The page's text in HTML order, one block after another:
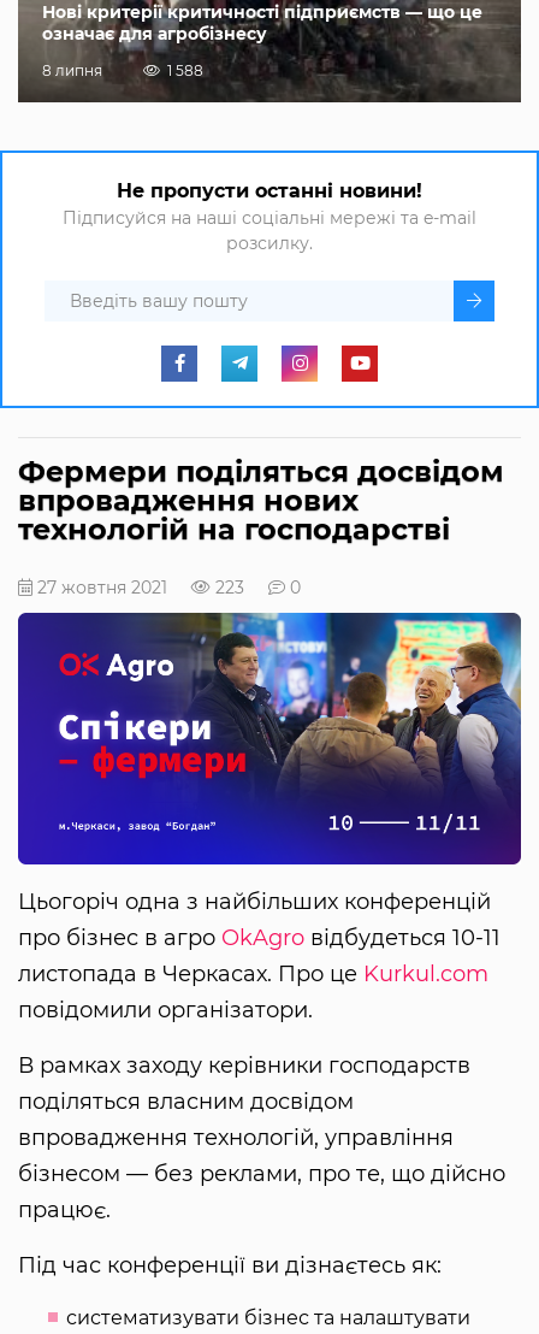
Нові критерії критичності підприємств — що це
означає для агробізнесу
8 липня 1 588
Не пропусти останні новини!
Підписуйся на наші соціальні мережі та e-mail
розсилку.
Фермери поділяться досвідом
впровадження нових
технологій на господарстві
27 жовтня 2021 223 0
Цьогоріч одна з найбільших конференцій
про бізнес в агро OkAgro відбудеться 10-11
листопада в Черкасах. Про це Kurkul.com
повідомили організатори.
В рамках заходу керівники господарств
поділяться власним досвідом
впровадження технологій, управління
бізнесом — без реклами, про те, що дійсно
працює.
Під час конференції ви дізнаєтесь як:
систематизувати бізнес та налаштувати